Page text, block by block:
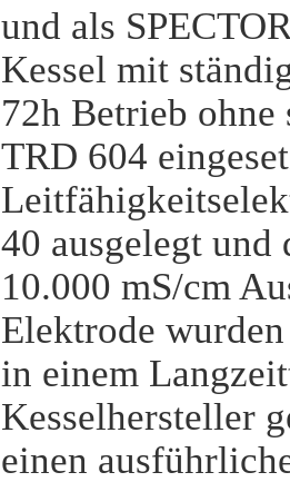
und als
Kessel mit
72h Betrieb
TRD 604
40 ausgelegt und
10.000 mS/cm
Elektrode
in einem
Kesselhersteller
einen